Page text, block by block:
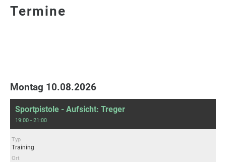
Termine
Montag 10.08.2026
Sportpistole - Aufsicht: Treger
19:00 - 21:00
Typ
Training
Ort